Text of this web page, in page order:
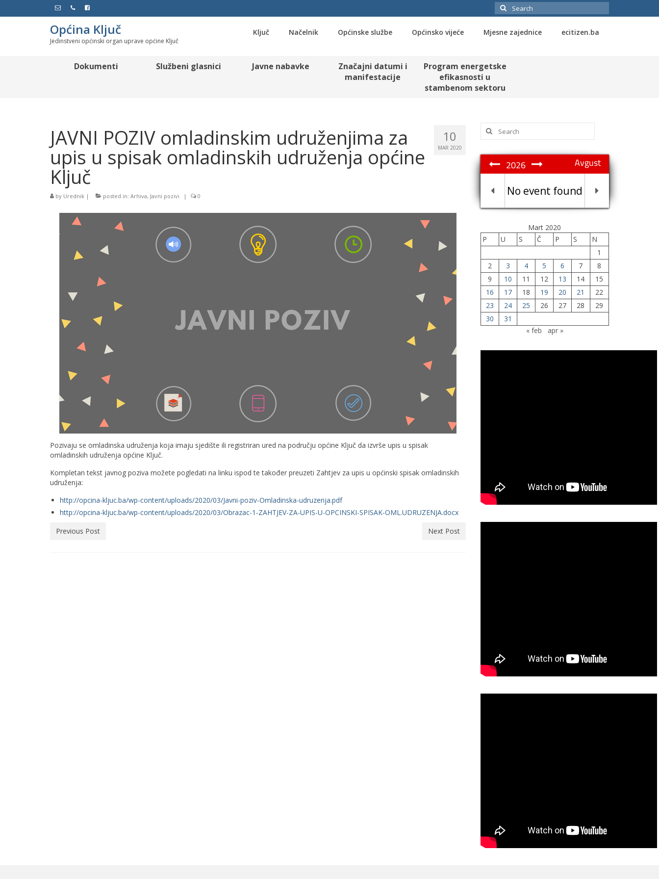
Search
for:
Općina Ključ
Jedinstveni općinski organ uprave općine Ključ
Ključ Načelnik Općinske službe Općinsko vijeće Mjesne zajednice ecitizen.ba
Dokumenti Službeni glasnici Javne nabavke
Značajni datumi i
manifestacije
Program energetske
efikasnosti u
stambenom sektoru
10
MAR 2020
JAVNI POZIV omladinskim udruženjima za
upis u spisak omladinskih udruženja općine
Ključ
by Urednik | posted in: Arhiva, Javni pozivi | 0
Pozivaju se omladinska udruženja koja imaju sjedište ili registriran ured na području općine Ključ da izvrše upis u spisak
omladinskih udruženja općine Ključ.
Kompletan tekst javnog poziva možete pogledati na linku ispod te također preuzeti Zahtjev za upis u općinski spisak omladinskih
udruženja:
http://opcina-kljuc.ba/wp-content/uploads/2020/03/Javni-poziv-Omladinska-udruzenja.pdf
http://opcina-kljuc.ba/wp-content/uploads/2020/03/Obrazac-1-ZAHTJEV-ZA-UPIS-U-OPCINSKI-SPISAK-OML.UDRUZENJA.docx
Previous Post
Next Post
Search
for:
Avgust
2026
No event found
Mart 2020
P
U S Č P S
N
1
2
3 4 5 6 7
8
9
10 11 12 13 14
15
16
17 18 19 20 21
22
23
24 25 26 27 28
29
30
31
« feb
apr »